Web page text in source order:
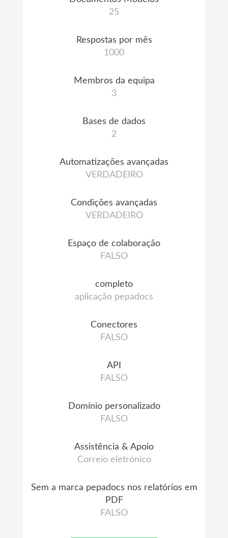
25
Respostas por mês
1000
Membros da equipa
3
Bases de dados
2
Automatizações avançadas
VERDADEIRO
Condições avançadas
VERDADEIRO
Espaço de colaboração
FALSO
completo
aplicação pepadocs
Conectores
FALSO
API
FALSO
Domínio personalizado
FALSO
Assistência & Apoio
Correio eletrónico
Sem a marca pepadocs nos relatórios em
PDF
FALSO